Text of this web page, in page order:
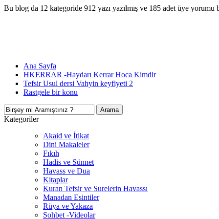
Bu blog da 12 kategoride 912 yazı yazılmış ve 185 adet üye yorumu
Ana Sayfa
HKERRAR -Haydarı Kerrar Hoca Kimdir
Tefsir Usul dersi Vahyin keyfiyeti 2
Rastgele bir konu
Kategoriler
Akaid ve İtikat
Dini Makaleler
Fıkıh
Hadis ve Sünnet
Havass ve Dua
Kitaplar
Kuran Tefsir ve Surelerin Havassı
Manadan Esintiler
Rüya ve Yakaza
Sohbet -Videolar